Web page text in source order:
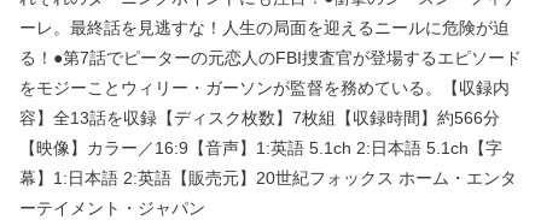
ーレ。最終話を見逃すな！人生の局面を迎えるニールに危険が迫
る！●第7話でピーターの元恋人のFBI捜査官が登場するエピソード
をモジーことウィリー・ガーソンが監督を務めている。【収録内
容】全13話を収録【ディスク枚数】7枚組【収録時間】約566分
【映像】カラー／16:9【音声】1:英語 5.1ch 2:日本語 5.1ch【字
幕】1:日本語 2:英語【販売元】20世紀フォックス ホーム・エンタ
ーテイメント・ジャパン